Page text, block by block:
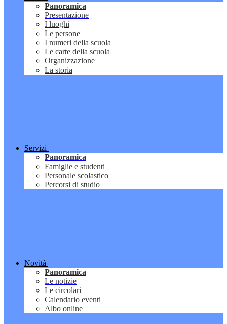
Panoramica
Presentazione
I luoghi
Le persone
I numeri della scuola
Le carte della scuola
Organizzazione
La storia
Servizi
Panoramica
Famiglie e studenti
Personale scolastico
Percorsi di studio
Novità
Panoramica
Le notizie
Le circolari
Calendario eventi
Albo online